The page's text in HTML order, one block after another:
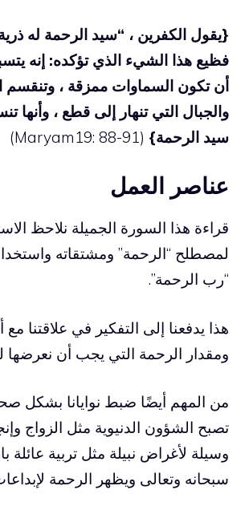
{يقول الكفرين ، “سيد الرحمة له
فظيع هذا الشيء الذي تؤكده: إنه
أن تكون السماوات ممزقة ، وتنقسم
والجبال التي تنهار إلى قطع ، وأنها
سيد الرحمة} (Maryam19: 88-91)
عناصر العمل
قراءة هذا السورة الجميلة نلاحظ
لمصطلح “الرحمة” ومشتقاته
“رب الرحمة”.
هذا يدفعنا إلى التفكير في علاقتنا مع
ومقدار الرحمة التي يجب أن نعرضها
من المهم أيضًا ضبط نوايانا بشكل
تصبح الشؤون الدنيوية مثل الزواج
وسيلة لأغراض نبيلة مثل تربية عائلة
سبحانه وتعالى ويظهر الرحمة